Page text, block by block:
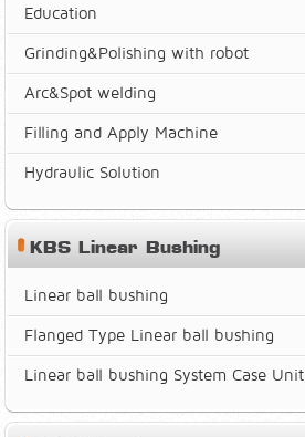
Education
Grinding&Polishing with robot
Arc&Spot welding
Filling and Apply Machine
Hydraulic Solution
KBS Linear Bushing
Linear ball bushing
Flanged Type Linear ball bushing
Linear ball bushing System Case Unit